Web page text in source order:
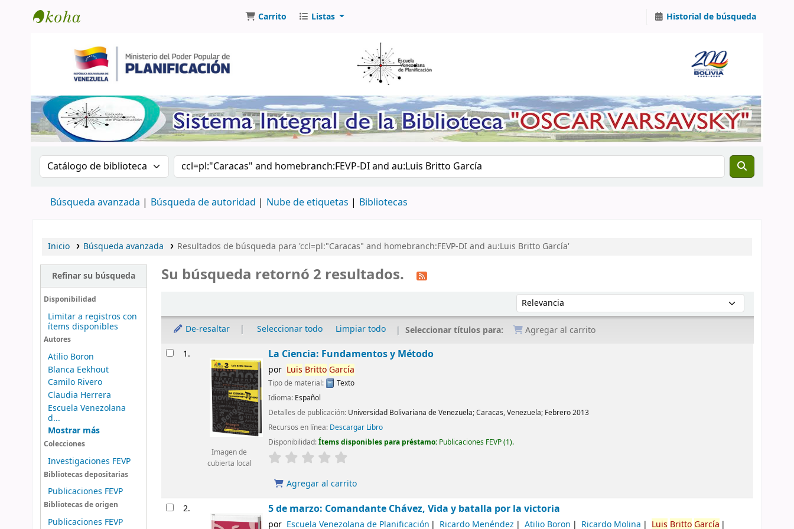
Carrito Listas Historial de búsqueda
Buscar en el catálogo por:Buscar en el catálogo por palabra clave
Búsqueda avanzada Búsqueda de autoridad Nube de etiquetas Bibliotecas
Inicio Búsqueda avanzada Resultados de búsqueda para 'ccl=pl:"Caracas" and homebranch:FEVP-DI and au:Luis Britto García'
Refinar su búsqueda
Disponibilidad
Limitar a registros con
ítems disponibles
Autores
Atilio Boron
Blanca Eekhout
Camilo Rivero
Claudia Herrera
Escuela Venezolana
d...
Mostrar más
Colecciones
Investigaciones FEVP
Bibliotecas depositarias
Publicaciones FEVP
Bibliotecas de origen
Publicaciones FEVP
Su búsqueda retornó 2 resultados.
Ordenar por:
De-resaltar Seleccionar todo Limpiar todo Seleccionar títulos para: Agregar al carrito
Resultados
1.
Imagen de
cubierta local
La Ciencia: Fundamentos y Método
por Luis Britto García
Tipo de material:
Texto
Idioma: Español
Detalles de publicación: Universidad Bolivariana de Venezuela;Caracas, Venezuela; Febrero 2013
Recursos en línea: Descargar Libro
Disponibilidad:Ítems disponibles para préstamo: Publicaciones FEVP(1).
Agregar al carrito
2. 5 de marzo: Comandante Chávez, Vida y batalla por la victoria
por Escuela Venezolana de Planificación Ricardo Menéndez Atilio Boron Ricardo Molina Luis Britto García